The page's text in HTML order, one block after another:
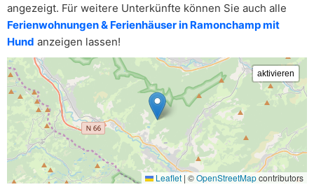
angezeigt. Für weitere Unterkünfte können Sie auch alle
Ferienwohnungen & Ferienhäuser in Ramonchamp mit
Hund anzeigen lassen!
Leaflet | ©OpenStreetMapcontributors